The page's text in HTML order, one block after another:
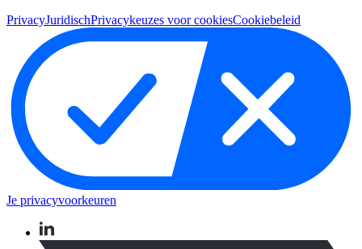
PrivacyJuridischPrivacykeuzes voor cookiesCookiebeleid
Je privacyvoorkeuren